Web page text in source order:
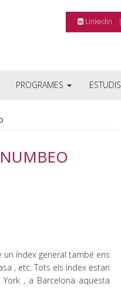
Linkedin
PROGRAMES ESTUDIS
índex general també ens
, etc. Tots els índex estan
, a Barcelona aquesta